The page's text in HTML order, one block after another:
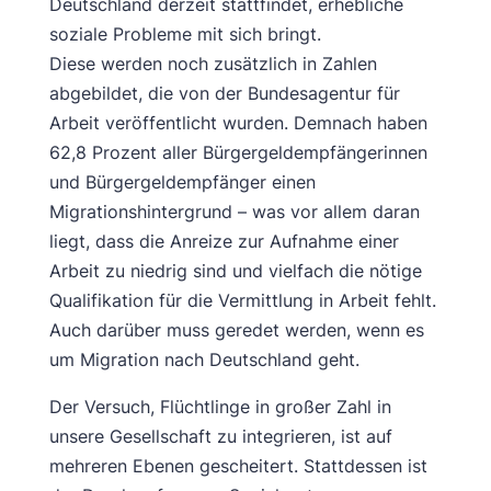
Deutschland derzeit stattfindet, erhebliche
soziale Probleme mit sich bringt.
Diese werden noch zusätzlich in Zahlen
abgebildet, die von der Bundesagentur für
Arbeit veröffentlicht wurden. Demnach haben
62,8 Prozent aller Bürgergeldempfängerinnen
und Bürgergeldempfänger einen
Migrationshintergrund – was vor allem daran
liegt, dass die Anreize zur Aufnahme einer
Arbeit zu niedrig sind und vielfach die nötige
Qualifikation für die Vermittlung in Arbeit fehlt.
Auch darüber muss geredet werden, wenn es
um Migration nach Deutschland geht.
Der Versuch, Flüchtlinge in großer Zahl in
unsere Gesellschaft zu integrieren, ist auf
mehreren Ebenen gescheitert. Stattdessen ist